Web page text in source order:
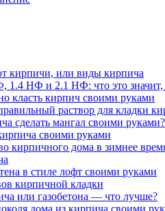
кирпичи, или виды кирпича
1.4 НФ и 2.1 НФ: что это значит,
класть кирпич своими руками
раствор для кладки
сделать мангал своими руками?
своими руками
кирпичного дома в зимнее
в стиле лофт своими руками
кирпичной кладки
или газобетона — что лучше?
дома из кирпича своими